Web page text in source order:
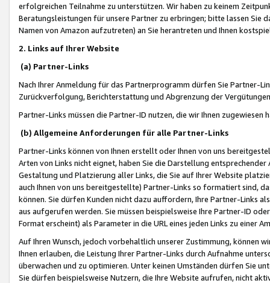
erfolgreichen Teilnahme zu unterstützen. Wir haben zu keinem
Beratungsleistungen für unsere Partner zu erbringen; bitte lassen Sie
Namen von Amazon aufzutreten) an Sie herantreten und Ihnen
2. Links auf Ihrer Website
(a) Partner-Links
Nach Ihrer Anmeldung für das Partnerprogramm dürfen Sie Partner-
Zurückverfolgung, Berichterstattung und Abgrenzung der
Partner-Links müssen die Partner-ID nutzen, die wir Ihnen zugewiesen
(b) Allgemeine Anforderungen für alle Partner-Links
Partner-Links können von Ihnen erstellt oder Ihnen von uns
Arten von Links nicht eignet, haben Sie die Darstellung
Gestaltung und Platzierung aller Links, die Sie auf Ihrer Website
auch Ihnen von uns bereitgestellte) Partner-Links so formatiert sind,
können. Sie dürfen Kunden nicht dazu auffordern, Ihre Partner-Links
aus aufgerufen werden. Sie müssen beispielsweise Ihre Partner-ID
Format erscheint) als Parameter in die URL eines jeden Links zu einer
Auf Ihren Wunsch, jedoch vorbehaltlich unserer Zustimmung, können
Ihnen erlauben, die Leistung Ihrer Partner-Links durch Aufnahme
überwachen und zu optimieren. Unter keinen Umständen dürfen Sie
Sie dürfen beispielsweise Nutzern, die Ihre Website aufrufen, nicht